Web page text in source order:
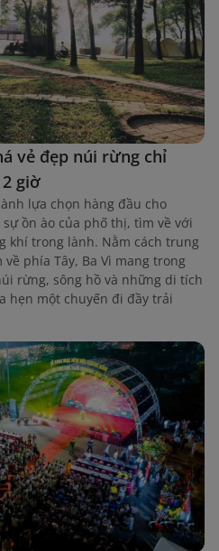
vẻ đẹp núi rừng chỉ
giờ
lựa chọn hàng đầu cho
ồn ào của phố thị, tìm về với
khí trong lành. Nằm cách trung
phía Tây, Ba Vì mang trong
rừng, sông hồ và những di tích
hẹn một chuyến đi đầy trải